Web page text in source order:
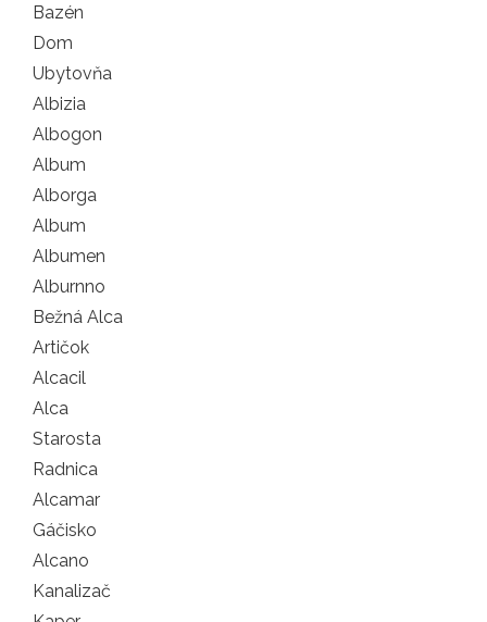
Bazén
Dom
Ubytovňa
Albizia
Albogon
Album
Alborga
Album
Albumen
Alburnno
Bežná Alca
Artičok
Alcacil
Alca
Starosta
Radnica
Alcamar
Gáčisko
Alcano
Kanalizač